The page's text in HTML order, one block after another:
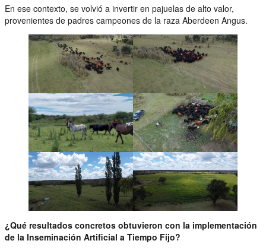
En ese contexto, se volvió a invertir en pajuelas de alto valor,
provenientes de padres campeones de la raza Aberdeen Angus.
¿Qué resultados concretos obtuvieron con la implementación
de la Inseminación Artificial a Tiempo Fijo?